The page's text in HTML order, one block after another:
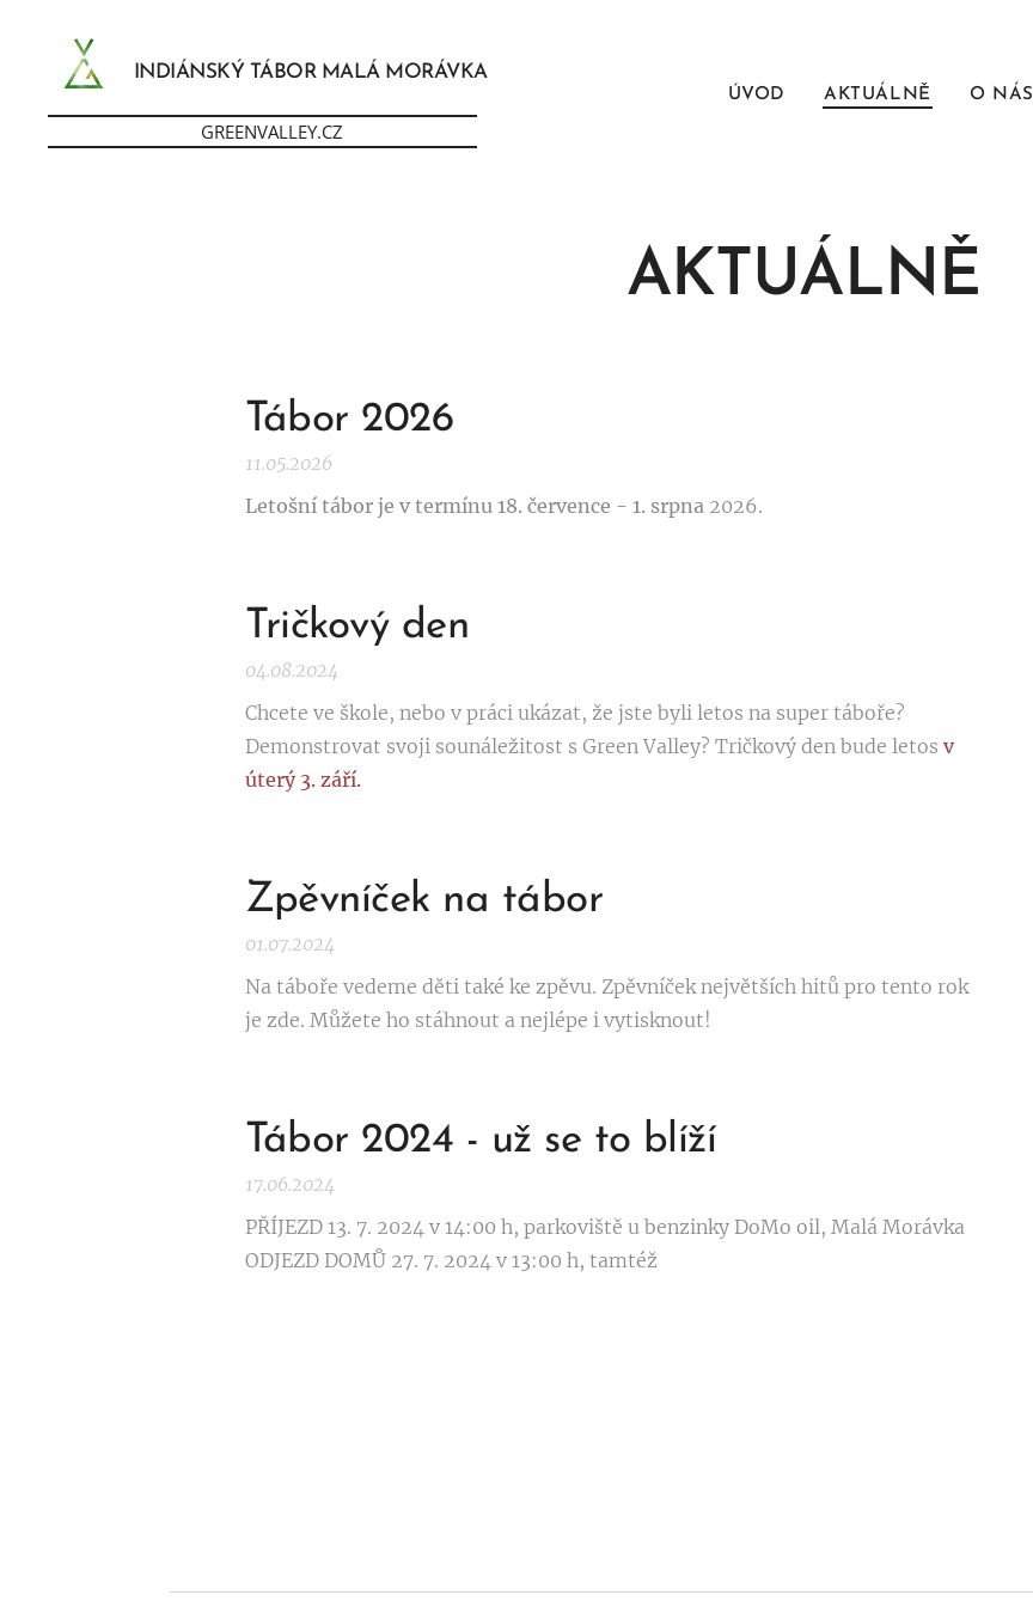
INDIÁNSKÝ TÁBOR MALÁ MORÁVKA
GREENVALLEY.CZ
ÚVOD AKTUÁLNĚ O NÁS
AKTUÁLNĚ
Tábor 2026
11.05.2026
Letošní tábor je v termínu 18. července - 1. srpna2026.
Tričkový den
04.08.2024
Chcete ve škole, nebo v práci ukázat, že jste byli letos na super táboře?
Demonstrovat svoji sounáležitost s Green Valley? Tričkový den bude letos v
úterý 3. září.
Zpěvníček na tábor
01.07.2024
Na táboře vedeme děti také ke zpěvu. Zpěvníček největších hitů pro tento rok
je zde. Můžete ho stáhnout a nejlépe i vytisknout!
Tábor 2024 - už se to blíží
17.06.2024
PŘÍJEZD 13. 7. 2024 v 14:00 h, parkoviště u benzinky DoMo oil, Malá Morávka
ODJEZD DOMŮ 27. 7. 2024 v 13:00 h, tamtéž